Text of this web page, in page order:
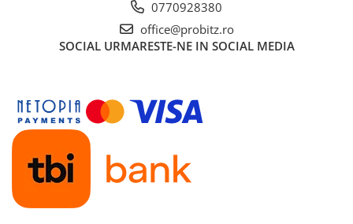
0770928380
office@probitz.ro
SOCIAL URMARESTE-NE IN SOCIAL MEDIA